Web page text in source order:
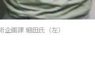
画課 細田氏（左）